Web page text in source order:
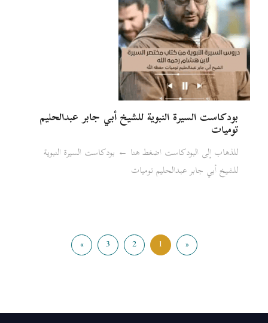
بودكاست السيرة النبوية للشيخ أبي جابر عبدالحليم
توميات
للذهاب إلى البودكاست اضغط هنا ← بودكاست السيرة النبوية
للشيخ أبي جابر عبدالحليم توميات
«
1
2
3
»